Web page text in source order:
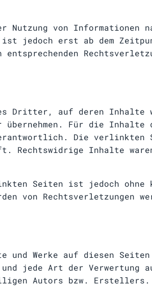
von Informationen
jedoch erst ab dem
Dritter, auf deren Inhalte
übernehmen. Für die
Die verlinkten
Rechtswidrige Inhalte
Seiten ist jedoch ohne
von Rechtsverletzungen
Werke auf diesen Seiten
jede Art der Verwertung
Autors bzw. Erstellers.